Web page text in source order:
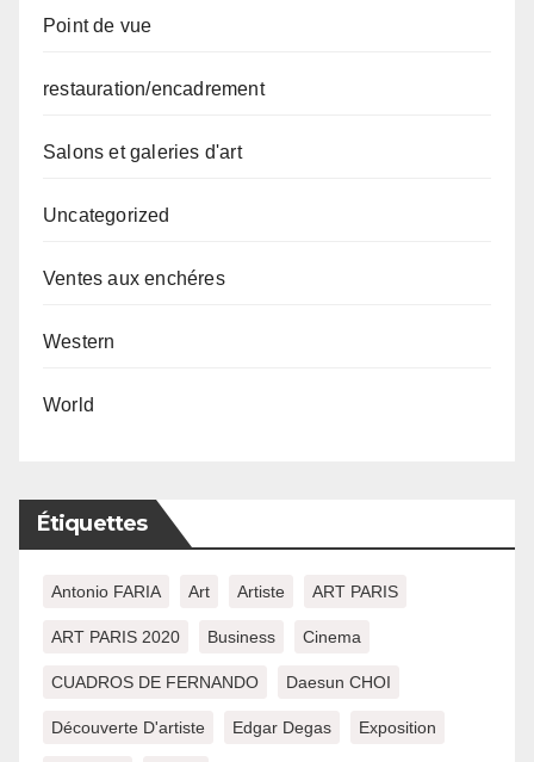
Point de vue
restauration/encadrement
Salons et galeries d'art
Uncategorized
Ventes aux enchéres
Western
World
Étiquettes
Antonio FARIA Art Artiste ART PARIS
ART PARIS 2020 Business Cinema
CUADROS DE FERNANDO Daesun CHOI
Découverte D'artiste Edgar Degas Exposition